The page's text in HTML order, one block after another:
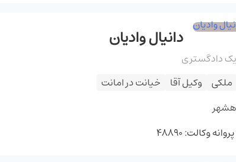
دانیال وادیان
یک دادگستری
ملکی وکیل آقا
خیانت در امانت
وکالت: 48890